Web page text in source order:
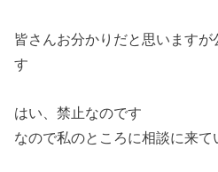
皆さんお分かりだと思いますが
す
はい、禁止なのです
なので私のところに相談に来て